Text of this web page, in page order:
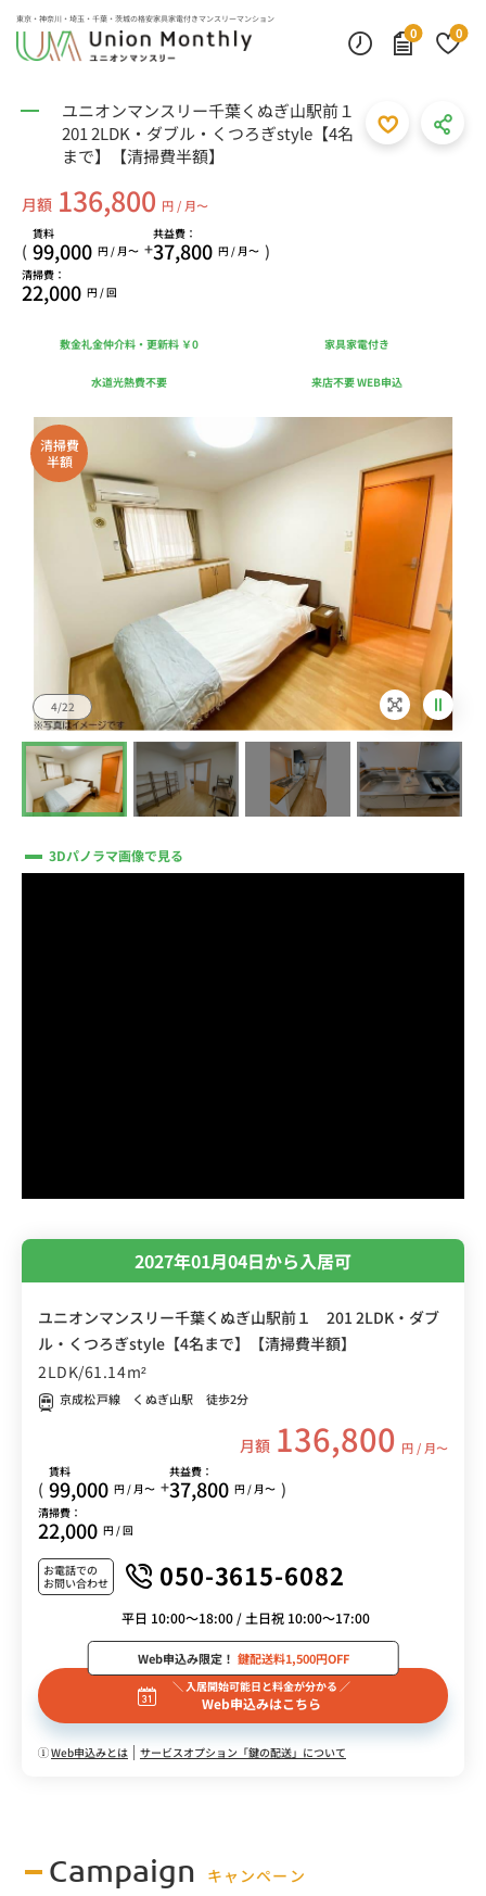
東京・神奈川・埼玉・千葉・茨城の格安家具家電付きマンスリーマンション
0
0
ユニオンマンスリー千葉くぬぎ山駅前１
201 2LDK・ダブル・くつろぎstyle【4名
まで】【清掃費半額】
月額 136,800 円 / 月〜
(
賃料
99,000 円 / 月〜 +
共益費：
37,800 円 / 月〜 )
清掃費：
22,000 円 / 回
敷金礼金仲介料・更新料 ￥0 家具家電付き
水道光熱費不要 来店不要 WEB申込
清掃費
半額
4/22
3Dパノラマ画像で見る
2027年01月04日から入居可
ユニオンマンスリー千葉くぬぎ山駅前１ 201 2LDK・ダブ
ル・くつろぎstyle【4名まで】【清掃費半額】
2LDK/61.14m²
京成松戸線 くぬぎ山駅 徒歩2分
月額 136,800 円 / 月〜
(
賃料
99,000 円 / 月〜 +
共益費：
37,800 円 / 月〜 )
清掃費：
22,000 円 / 回
お電話での
お問い合わせ
050-3615-6082
平日 10:00～18:00 / 土日祝 10:00～17:00
＼ 入居開始可能日と料金が分かる ／
Web申込みはこちら
Web申込み限定！ 鍵配送料1,500円OFF
Web申込みとは サービスオプション「鍵の配送」について
Campaign キャンペーン